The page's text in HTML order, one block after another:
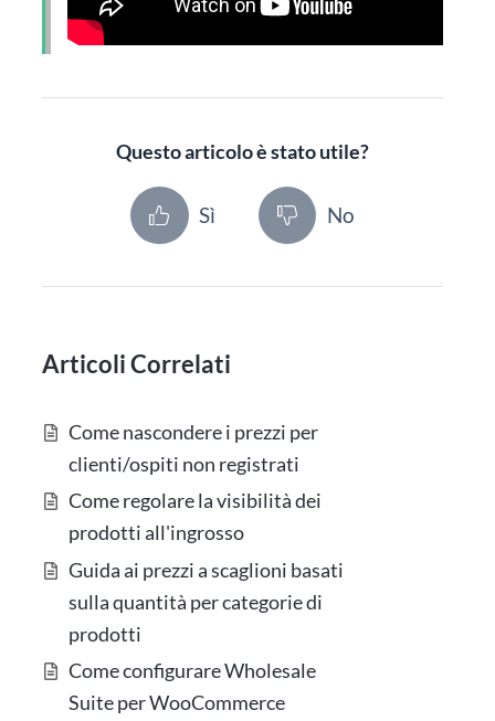
Questo articolo è stato utile?
Sì No
Articoli Correlati
Come nascondere i prezzi per
clienti/ospiti non registrati
Come regolare la visibilità dei
prodotti all'ingrosso
Guida ai prezzi a scaglioni basati
sulla quantità per categorie di
prodotti
Come configurare Wholesale
Suite per WooCommerce